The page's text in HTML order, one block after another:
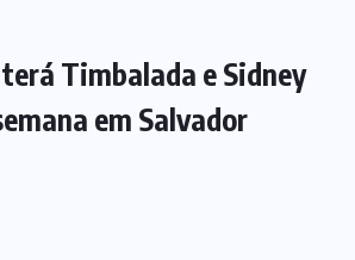
terá Timbalada e Sidney
em Salvador